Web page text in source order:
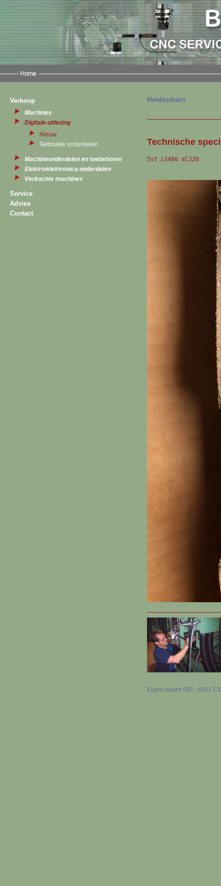
Verkoop
Machines
Digitale uitlezing
Nieuw
Gebruikte onderdelen
Machineonderdelen en toebehoren
Elektro/elektronica onderdelen
Verkochte machines
Service
Advies
Contact
Heidenhain
Technische
5st LS486 ml220
Eigen Haard 59F - 8561